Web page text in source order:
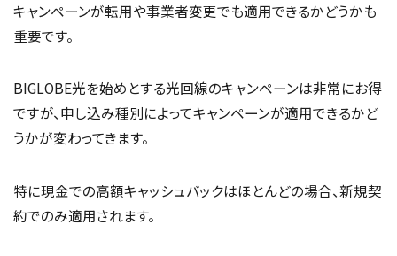
キャンペーンが転用や事業者変更でも適用できるかどうかも
重要です。
BIGLOBE光を始めとする光回線のキャンペーンは非常にお得
ですが、申し込み種別によってキャンペーンが適用できるかど
うかが変わってきます。
特に現金での高額キャッシュバックはほとんどの場合、新規契
約でのみ適用されます。